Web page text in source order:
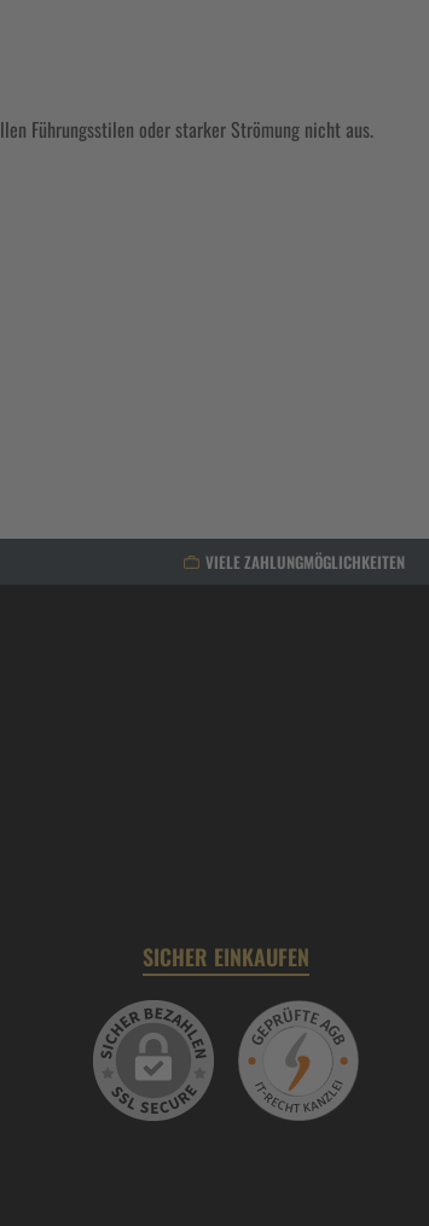
Führungsstilen oder starker Strömung nicht aus.
VIELE ZAHLUNGMÖGLICHKEITEN
SICHER EINKAUFEN